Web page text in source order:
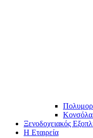
Κονσόλα
Ξενοδοχειακός
Η Εταιρεία